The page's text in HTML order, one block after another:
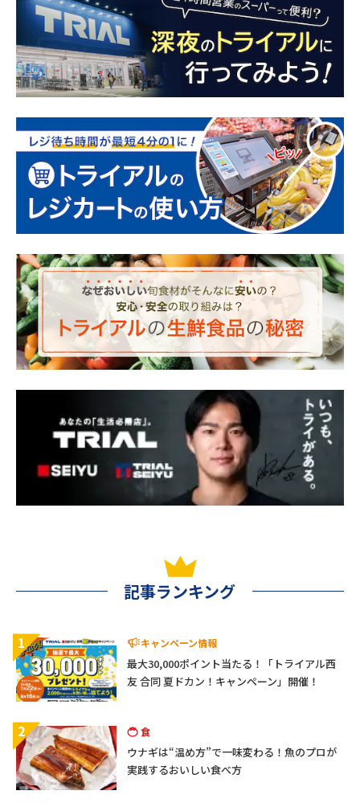
記事ランキング
1 キャンペーン情報
最大30,000ポイント当たる！「トライアル西
友 合同 夏ドカン！キャンペーン」開催！
2 食
ウナギは“温め方”で一味変わる！魚のプロが
実践するおいしい食べ方